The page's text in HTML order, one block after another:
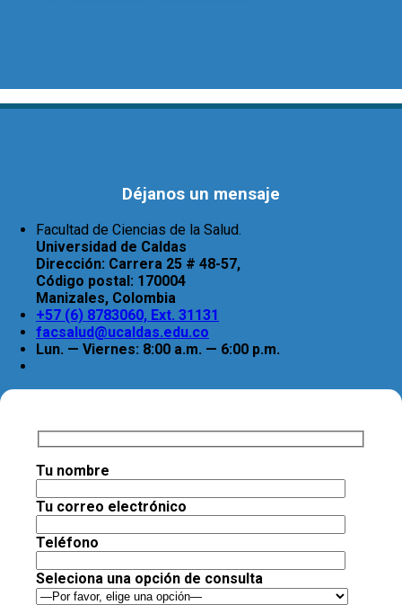
Déjanos un mensaje
Facultad de Ciencias de la Salud.
Universidad de Caldas
Dirección: Carrera 25 # 48-57,
Código postal: 170004
Manizales, Colombia
+57 (6) 8783060, Ext. 31131
facsalud@ucaldas.edu.co
Lun. — Viernes: 8:00 a.m. — 6:00 p.m.
Tu nombre
Tu correo electrónico
Teléfono
Seleciona una opción de consulta